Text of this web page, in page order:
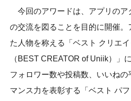
今回のアワードは、アプリのア
の交流を図ることを目的に開催
た人物を称える「ベスト クリエ
（BEST CREATOR of Uniik）」
フォロワー数や投稿数、いいね
マンス力を表彰する「ベスト パ